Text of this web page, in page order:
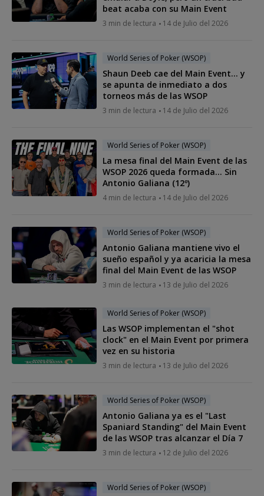
beat acaba con su Main Event
3 min de lectura 14 de Julio del 2026
World Series of Poker (WSOP)
Shaun Deeb cae del Main Event… y
se apunta de inmediato a dos
torneos más de las WSOP
3 min de lectura 14 de Julio del 2026
World Series of Poker (WSOP)
La mesa final del Main Event de las
WSOP 2026 queda formada... Sin
Antonio Galiana (12º)
4 min de lectura 14 de Julio del 2026
World Series of Poker (WSOP)
Antonio Galiana mantiene vivo el
sueño español y ya acaricia la mesa
final del Main Event de las WSOP
3 min de lectura 13 de Julio del 2026
World Series of Poker (WSOP)
Las WSOP implementan el "shot
clock" en el Main Event por primera
vez en su historia
3 min de lectura 13 de Julio del 2026
World Series of Poker (WSOP)
Antonio Galiana ya es el "Last
Spaniard Standing" del Main Event
de las WSOP tras alcanzar el Día 7
3 min de lectura 12 de Julio del 2026
World Series of Poker (WSOP)